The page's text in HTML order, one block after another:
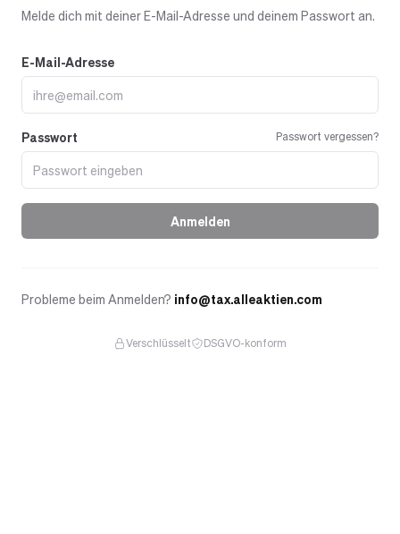
Melde dich mit deiner E-Mail-Adresse und deinem Passwort an.
E-Mail-Adresse
Passwort Passwort vergessen?
Anmelden
Probleme beim Anmelden? info@tax.alleaktien.com
Verschlüsselt DSGVO-konform